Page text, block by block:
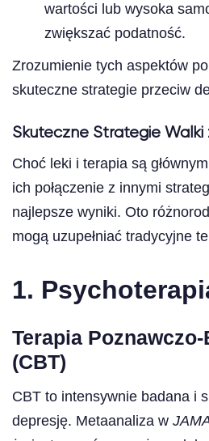
wartości lub wysoka
zwiększać podatność.
Zrozumienie tych aspektów
skuteczne strategie przeciw
Skuteczne Strategie Walki
Choć leki i terapia są
ich połączenie z innymi
najlepsze wyniki. Oto
mogą uzupełniać tradycyjne
1.
Terapia
(CBT)
CBT to intensywnie badana i
depresję. Metaanaliza w